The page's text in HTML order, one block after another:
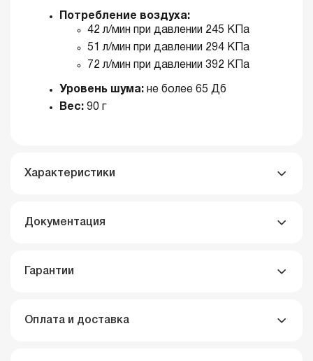
Потребление воздуха:
42 л/мин при давлении 245 КПа
51 л/мин при давлении 294 КПа
72 л/мин при давлении 392 КПа
Уровень шума: не более 65 Дб
Вес: 90 г
Характеристики
Документация
Гарантии
Оплата и доставка